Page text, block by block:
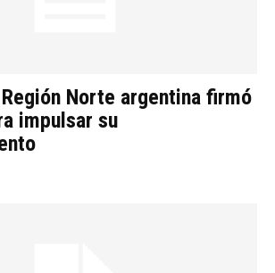
Región Norte argentina firmó
impulsar su